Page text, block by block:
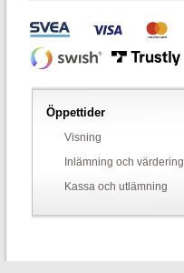
Öppettider
Visning
Inlämning och värdering
Kassa och utlämning